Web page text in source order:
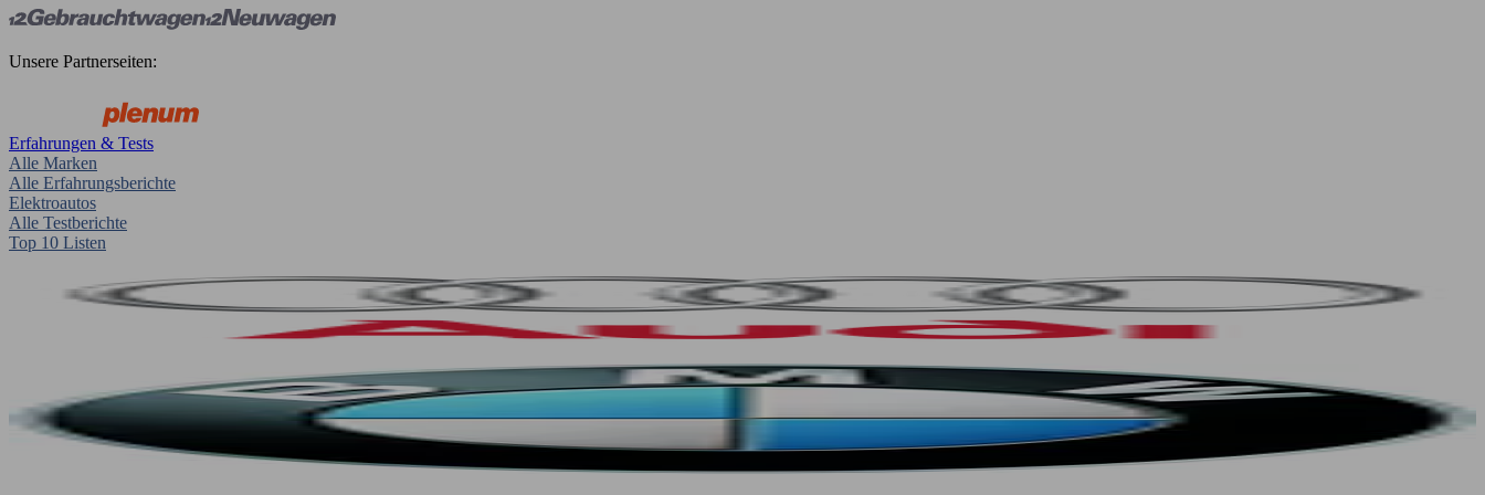
Unsere Partnerseiten:
Erfahrungen & Tests
Alle Marken
Alle Erfahrungsberichte
Elektroautos
Alle Testberichte
Top 10 Listen